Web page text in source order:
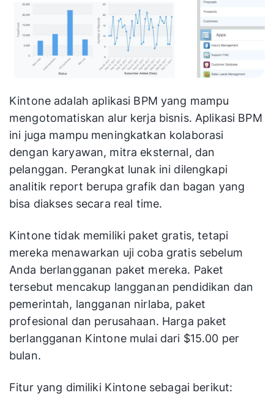
Kintone adalah aplikasi BPM yang mampu
mengotomatiskan alur kerja bisnis. Aplikasi BPM
ini juga mampu meningkatkan kolaborasi
dengan karyawan, mitra eksternal, dan
pelanggan. Perangkat lunak ini dilengkapi
analitik report berupa grafik dan bagan yang
bisa diakses secara real time.
Kintone tidak memiliki paket gratis, tetapi
mereka menawarkan uji coba gratis sebelum
Anda berlangganan paket mereka. Paket
tersebut mencakup langganan pendidikan dan
pemerintah, langganan nirlaba, paket
profesional dan perusahaan. Harga paket
berlangganan Kintone mulai dari $15.00 per
bulan.
Fitur yang dimiliki Kintone sebagai berikut: